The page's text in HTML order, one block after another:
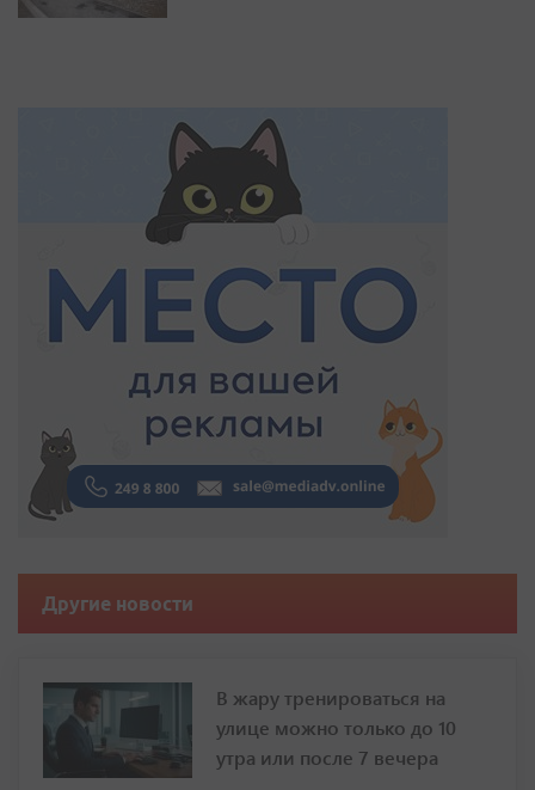
Другие новости
В жару тренироваться на
улице можно только до 10
утра или после 7 вечера